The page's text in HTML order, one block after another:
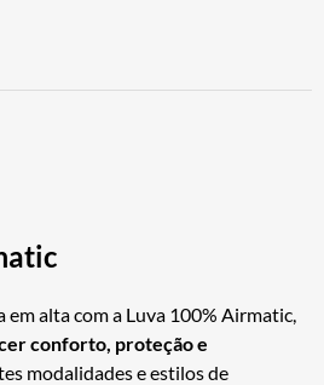
alta com a Luva 100% Airmatic,
conforto, proteção e
modalidades e estilos de